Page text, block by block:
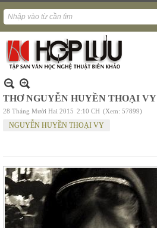
THƠ NGUYỄN HUYỀN THOẠI VY
28 Tháng Mười Hai 2015 2:10 CH (Xem: 57899)
NGUYỄN HUYỀN THOẠI VY